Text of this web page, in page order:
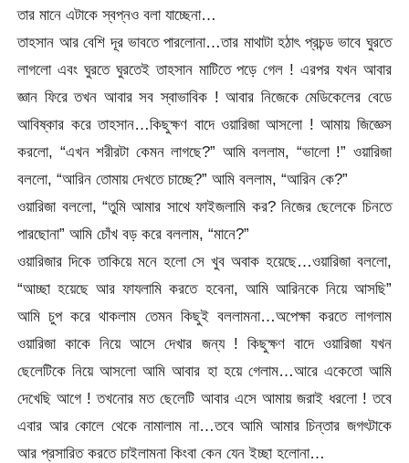
তার মানে এটাকে স্বপ্নও বলা যাচ্ছেনা…
তাহসান আর বেশি দূর ভাবতে পারলোনা…তার মাথাটা হঠাৎ প্রচন্ড ভাবে ঘুরতে
লাগলো এবং ঘুরতে ঘুরতেই তাহসান মাটিতে পড়ে গেল ! এরপর যখন আবার
জ্ঞান ফিরে তখন আবার সব স্বাভাবিক ! আবার নিজেকে মেডিকেলের বেডে
আবিষ্কার করে তাহসান…কিছুক্ষণ বাদে ওয়ারিজা আসলো ! আমায় জিজ্ঞেস
করলো, “এখন শরীরটা কেমন লাগছে?” আমি বললাম, “ভালো !” ওয়ারিজা
বললো, “আরিন তোমায় দেখতে চাচ্ছে?” আমি বললাম, “আরিন কে?”
ওয়ারিজা বললো, “তুমি আমার সাথে ফাইজলামি কর? নিজের ছেলেকে চিনতে
পারছোনা” আমি চোঁখ বড় করে বললাম, “মানে?”
ওয়ারিজার দিকে তাকিয়ে মনে হলো সে খুব অবাক হয়েছে…ওয়ারিজা বললো,
“আচ্ছা হয়েছে আর ফাযলামি করতে হবেনা, আমি আরিনকে নিয়ে আসছি”
আমি চুপ করে থাকলাম তেমন কিছুই বললামনা…অপেক্ষা করতে লাগলাম
ওয়ারিজা কাকে নিয়ে আসে দেখার জন্য ! কিছুক্ষণ বাদে ওয়ারিজা যখন
ছেলেটিকে নিয়ে আসলো আমি আবার হা হয়ে গেলাম…আরে একেতো আমি
দেখেছি আগে ! তখনোর মত ছেলেটি আবার এসে আমায় জরাই ধরলো ! তবে
এবার আর কোলে থেকে নামালাম না…তবে আমি আমার চিন্তার জগৎটাকে
আর প্রসারিত করতে চাইলামনা কিংবা কেন যেন ইচ্ছা হলোনা…